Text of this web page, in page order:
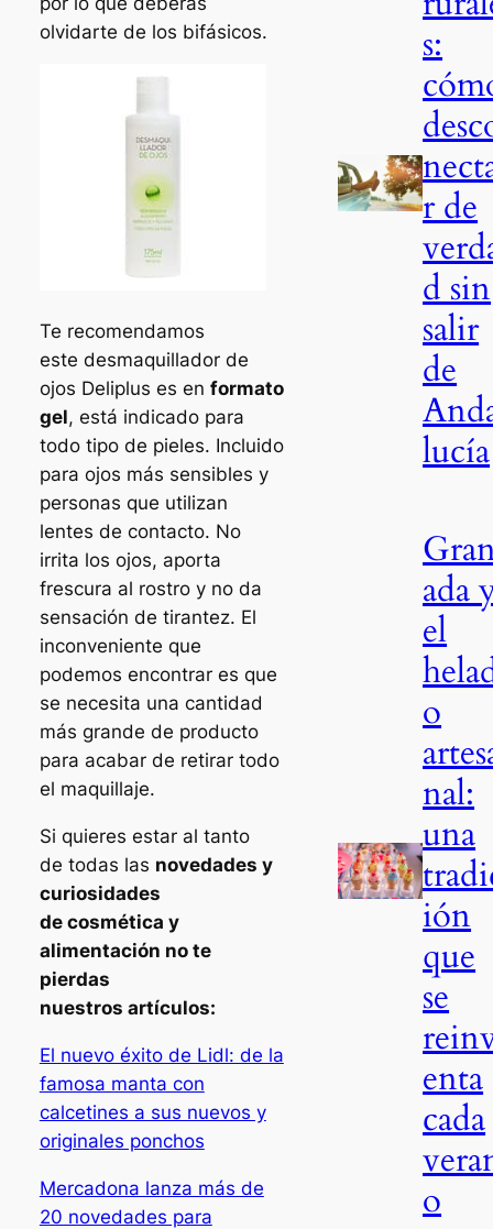
olvidarte de los bifásicos.
Te recomendamos
este desmaquillador de
ojos Deliplus es en formato
gel, está indicado para
todo tipo de pieles. Incluido
para ojos más sensibles y
personas que utilizan
lentes de contacto. No
irrita los ojos, aporta
frescura al rostro y no da
sensación de tirantez. El
inconveniente que
podemos encontrar es que
se necesita una cantidad
más grande de producto
para acabar de retirar todo
el maquillaje.
Si quieres estar al tanto
de todas las novedades y
curiosidades
de cosmética y
alimentación no te
pierdas
nuestros artículos:
El nuevo éxito de Lidl: de la
famosa manta con
calcetines a sus nuevos y
originales ponchos
Mercadona lanza más de
20 novedades para
s:
r de
d sin
salir
de
lucía
ada
el
o
nal:
una
ión
que
se
enta
cada
o